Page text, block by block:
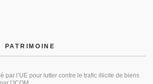
PATRIMOINE
par l’UE pour lutter contre le trafic illicite de biens